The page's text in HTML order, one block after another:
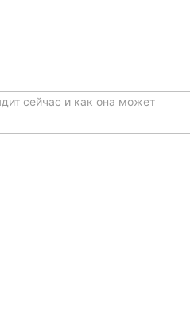
сейчас и как она может